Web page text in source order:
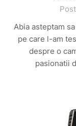
Abia asteptam
pe care l-am
despre o
pasionatii